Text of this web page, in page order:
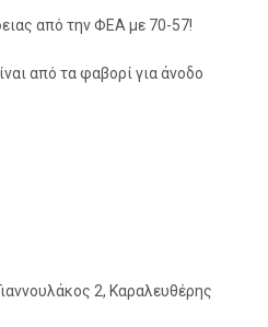
από την ΦΕΑ με 70-57!
από τα φαβορί για άνοδο
2, Καραλευθέρης